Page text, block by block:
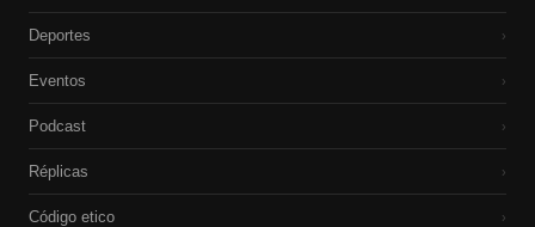
Deportes ›
Eventos ›
Podcast ›
Réplicas ›
Código etico ›